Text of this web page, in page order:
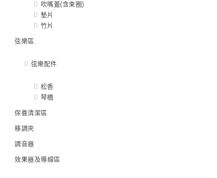
吹嘴蓋(含束圈)
墊片
竹片
弦樂區
弦樂配件
松香
琴橋
保養清潔區
移調夾
調音器
效果器及導線區